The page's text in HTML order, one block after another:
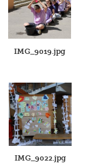
IMG_9019.jpg
IMG_9022.jpg